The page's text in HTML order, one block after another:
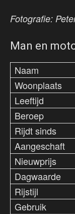
Fotografie:
Man en
Naam
Woonplaats
Leeftijd
Beroep
Rijdt sinds
Aangeschaft
Nieuwprijs
Dagwaarde
Rijstijl
Gebruik